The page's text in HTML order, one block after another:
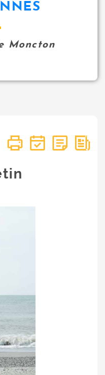
Moncton